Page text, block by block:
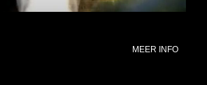
MEER INFO